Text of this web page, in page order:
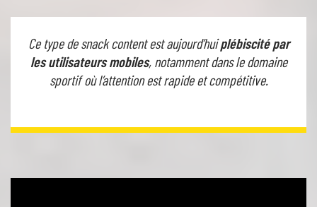
Ce type de snack content est aujourd’huiplébiscité par
les utilisateurs mobiles, notamment dans le domaine
sportif où l’attention est rapide et compétitive.